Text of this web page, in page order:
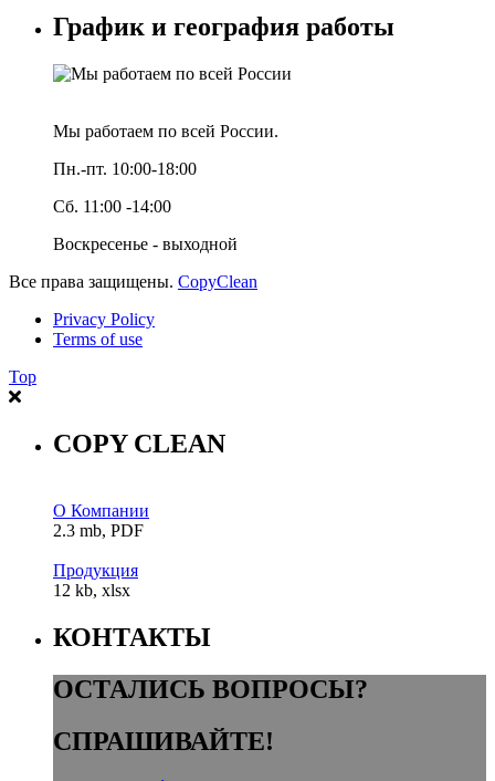
График и география работы
Мы работаем по всей России.
Пн.-пт. 10:00-18:00
Сб. 11:00 -14:00
Воскресенье - выходной
Все права защищены. CopyClean
Privacy Policy
Terms of use
Top
COPY CLEAN
О Компании
2.3 mb, PDF
Продукция
12 kb, xlsx
КОНТАКТЫ
ОСТАЛИСЬ ВОПРОСЫ?
СПРАШИВАЙТЕ!